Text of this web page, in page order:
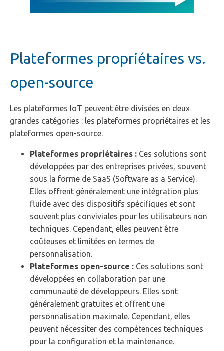
Plateformes propriétaires vs.
open-source
Les plateformes IoT peuvent être divisées en deux
grandes catégories : les plateformes propriétaires et les
plateformes open-source.
Plateformes propriétaires : Ces solutions sont
développées par des entreprises privées, souvent
sous la forme de SaaS (Software as a Service).
Elles offrent généralement une intégration plus
fluide avec des dispositifs spécifiques et sont
souvent plus conviviales pour les utilisateurs non
techniques. Cependant, elles peuvent être
coûteuses et limitées en termes de
personnalisation.
Plateformes open-source : Ces solutions sont
développées en collaboration par une
communauté de développeurs. Elles sont
généralement gratuites et offrent une
personnalisation maximale. Cependant, elles
peuvent nécessiter des compétences techniques
pour la configuration et la maintenance.